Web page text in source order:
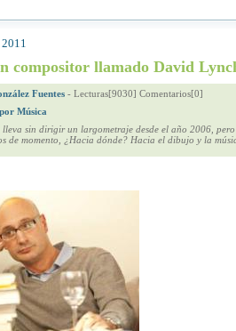
Direccción de
compositor llamado David
Fuentes - Lecturas[9030] Comentarios[0]
Música
sin dirigir un largometraje desde el año 2006,
de momento, ¿Hacia dónde? Hacia el dibujo y la